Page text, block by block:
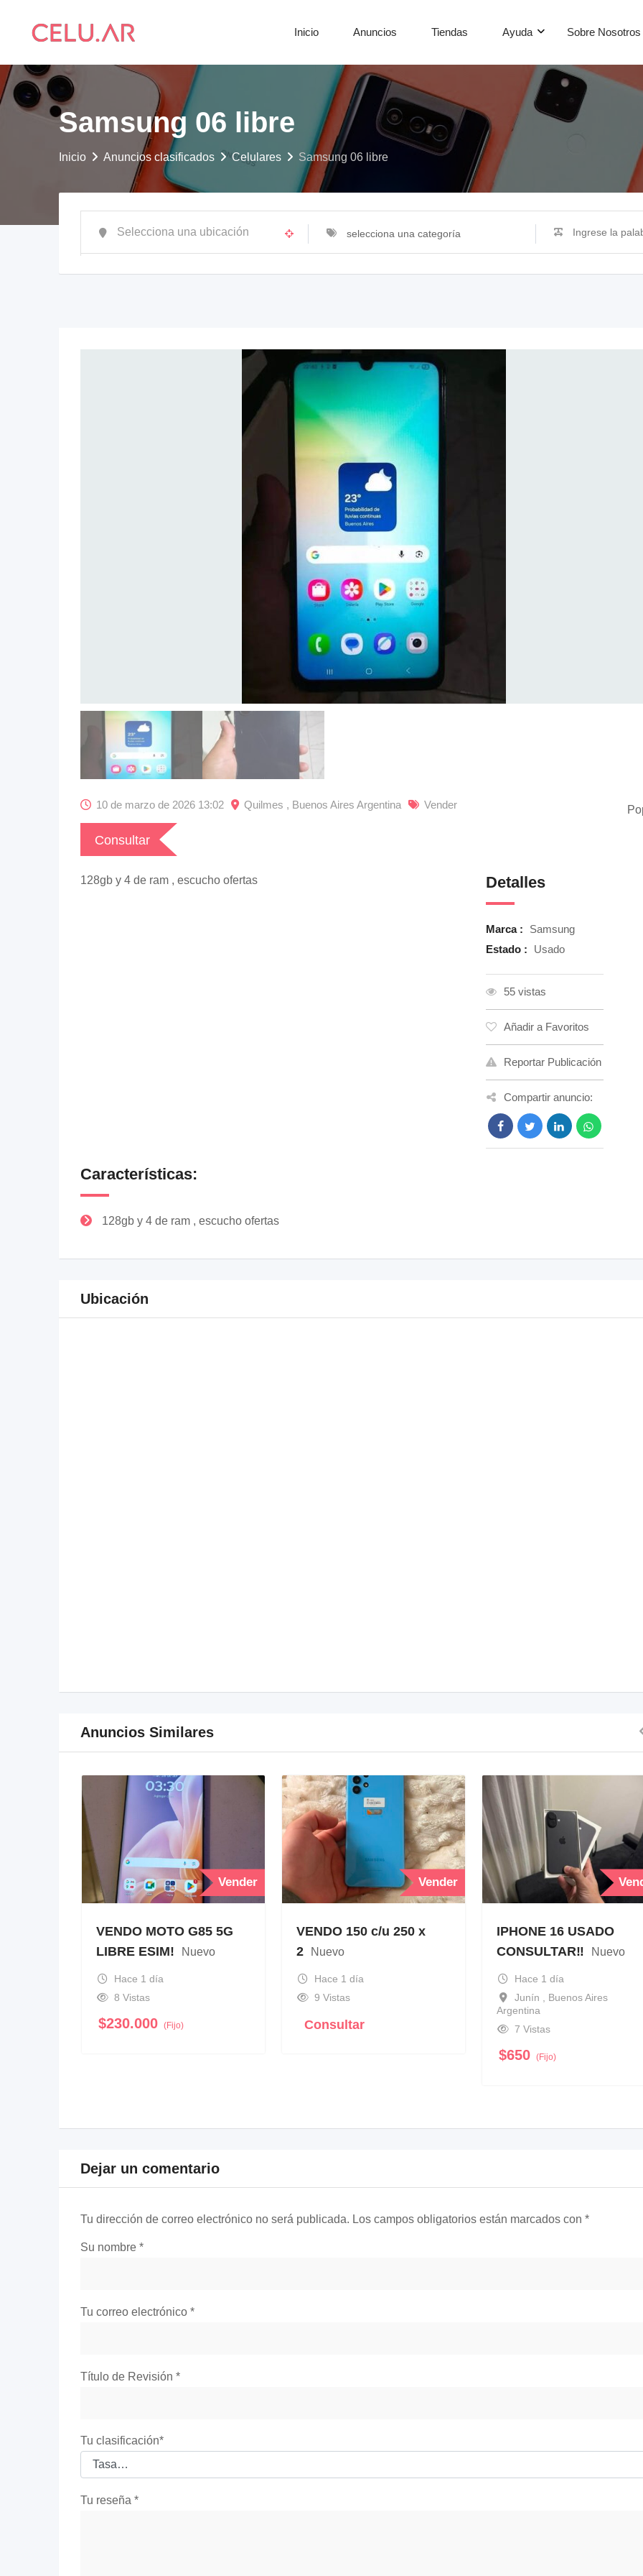
Inicio Anuncios Tiendas Ayuda Sobre Nosotros
Samsung 06 libre
Inicio Anuncios clasificados Celulares Samsung 06 libre
selecciona una categoría
10 de marzo de 2026 13:02 Quilmes , Buenos Aires Argentina Vender
Consultar
128gb y 4 de ram , escucho ofertas Detalles
Marca :
Samsung
Estado :
Usado
55 vistas
Añadir a Favoritos
Reportar Publicación
Compartir anuncio:
Características:
128gb y 4 de ram , escucho ofertas
Ubicación
Anuncios Similares
Vender
VENDO MOTO G85 5G
LIBRE ESIM!
Nuevo
Hace 1 día
8 Vistas
$230.000 (Fijo)
Vender
VENDO 150 c/u 250 x
2
Nuevo
Hace 1 día
9 Vistas
Consultar
IPHONE 16 USADO
CONSULTAR‼️
Nuevo
Hace 1 día
Junín , Buenos Aires
Argentina
7 Vistas
$650 (Fijo)
Dejar un comentario
Tu dirección de correo electrónico no será publicada. Los campos obligatorios están marcados con *
Su nombre *
Tu correo electrónico *
Título de Revisión *
Tu clasificación*
Tu reseña *